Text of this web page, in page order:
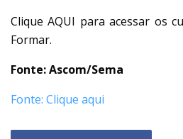
Clique AQUI para acessar os
Formar.
Fonte: Ascom/Sema
Fonte: Clique aqui